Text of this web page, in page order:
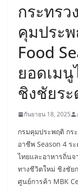
กระทร
คุมประ
Food
ยอดเม
ชิงชัยร
กันยายน 18, 2025
กรมคุมประพฤติ กร
อาชีพ Season 4 ร
ไทยและอาหารถิ่นจ
ทางชีวิตใหม่ ชิงชั
ศูนย์การค้า MBK